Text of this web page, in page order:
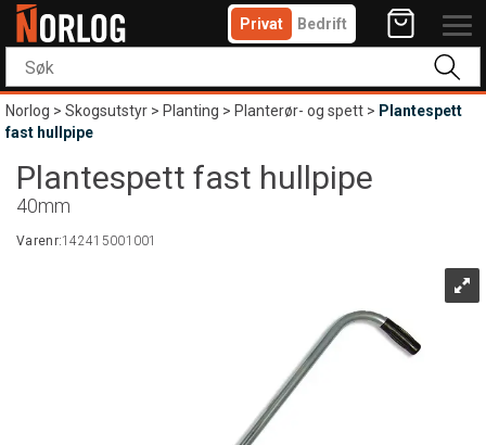
Privat Bedrift
Norlog>Skogsutstyr>Planting>Planterør- og spett> Plantespett
fast hullpipe
Plantespett fast hullpipe
40mm
Varenr:142415001001